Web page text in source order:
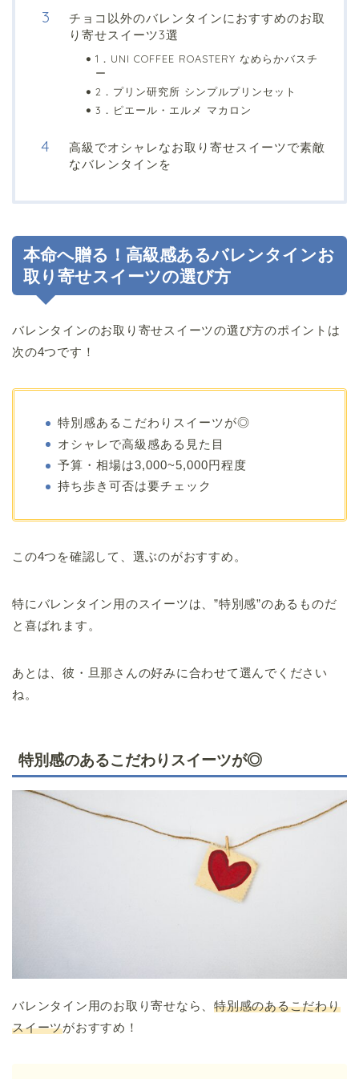
チョコ以外のバレンタインにおすすめのお取
り寄せスイーツ3選
1．UNI COFFEE ROASTERY なめらかバスチ
ー
2．プリン研究所 シンプルプリンセット
3．ピエール・エルメ マカロン
高級でオシャレなお取り寄せスイーツで素敵
なバレンタインを
本命へ贈る！高級感あるバレンタインお
取り寄せスイーツの選び方
バレンタインのお取り寄せスイーツの選び方のポイントは
次の4つです！
特別感あるこだわりスイーツが◎
オシャレで高級感ある見た目
予算・相場は3,000~5,000円程度
持ち歩き可否は要チェック
この4つを確認して、選ぶのがおすすめ。
特にバレンタイン用のスイーツは、”特別感”のあるものだ
と喜ばれます。
あとは、彼・旦那さんの好みに合わせて選んでください
ね。
特別感のあるこだわりスイーツが◎
バレンタイン用のお取り寄せなら、特別感のあるこだわり
スイーツがおすすめ！